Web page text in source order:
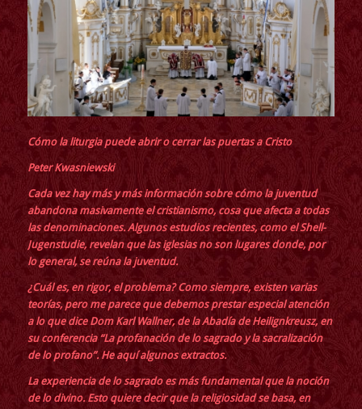
Cómo la liturgia puede abrir o cerrar las puertas a Cristo
Peter Kwasniewski
Cada vez hay más y más informaciónsobre cómola juventud
abandona masivamente el cristianismo, cosa que afecta a todas
las denominaciones. Algunos estudios recientes, como elShell-
Jugenstudie, revelan que las iglesias no son lugares donde, por
lo general, se reúna la juventud.
¿Cuál es, en rigor, el problema? Como siempre, existen varias
teorías, pero me parece que debemos prestar especial atención
a lo que dice Dom Karl Wallner, de la Abadía de Heilignkreusz, en
su conferencia “La profanación de lo sagrado y la sacralización
de lo profano”. He aquí algunos extractos.
La experiencia de lo sagrado es más fundamental que la noción
de lo divino. Esto quiere decir que la religiosidad se basa, en